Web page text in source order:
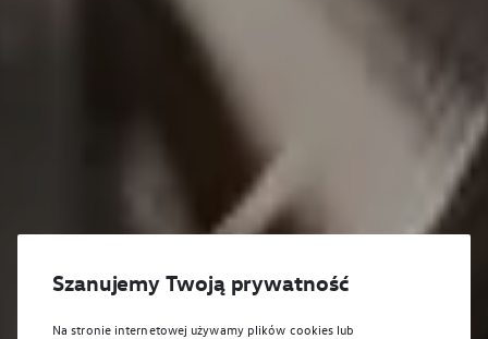
Szanujemy Twoją prywatność
Na stronie internetowej używamy plików cookies lub